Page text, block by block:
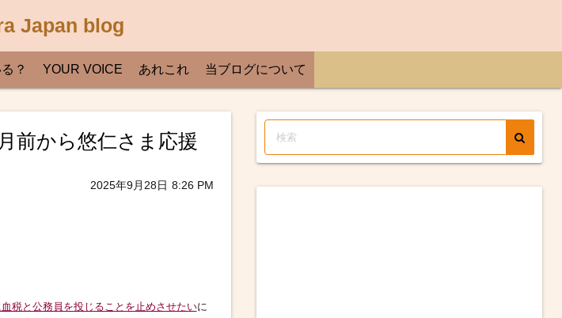
Japan blog
？ YOUR VOICE あれこれ 当ブログについて
前から悠仁さま応援
2025年9月28日 8:26 PM
税と公務員を投じることを止めさせたいに